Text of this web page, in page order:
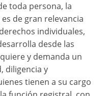
toda persona, la
de gran relevancia
individuales,
desde las
y demanda un
diligencia y
tienen a su cargo